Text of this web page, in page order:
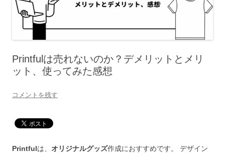
Printfulは売れないのか？デメリットとメリ
ット、使ってみた感想
コメントを残す
Printfulは、 オリジナルグッズ作成におすすめです。 デザイン